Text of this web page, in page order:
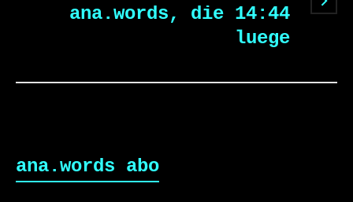
ana.words, die 14:44
luege
ana.words abo